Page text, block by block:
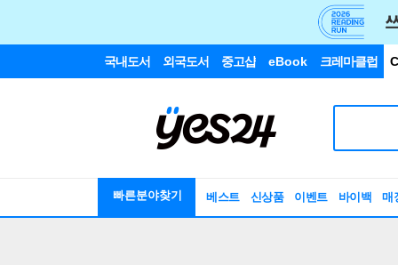
국내도서 외국도서 중고샵 eBook 크레마클럽
빠른분야찾기 베스트 신상품 이벤트 바이백 매